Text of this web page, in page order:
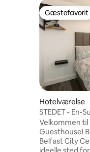
Gæstefavorit
Gæstefavorit
Hotelværelse
STEDET - En-Suite Room City Centre
Guesthouse
Velkommen
Guesthouse! Beliggende i hjertet af
Belfast City